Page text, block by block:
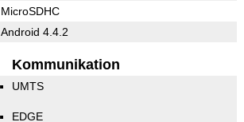
MicroSDHC
Android 4.4.2
Kommunikation
UMTS
EDGE